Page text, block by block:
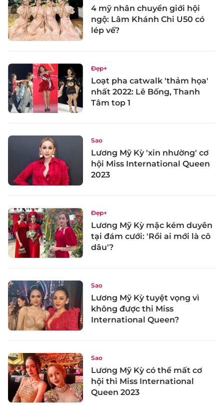
4 mỹ nhân chuyển giới hội
ngộ: Lâm Khánh Chi U50 có
lép vế?
Đẹp+
Loạt pha catwalk 'thảm họa'
nhất 2022: Lê Bống, Thanh
Tâm top 1
Sao
Lương Mỹ Kỳ 'xin nhường' cơ
hội Miss International Queen
2023
Đẹp+
Lương Mỹ Kỳ mặc kém duyên
tại đám cưới: 'Rồi ai mới là cô
dâu'?
Sao
Lương Mỹ Kỳ tuyệt vọng vì
không được thi Miss
International Queen?
Sao
Lương Mỹ Kỳ có thể mất cơ
hội thi Miss International
Queen 2023